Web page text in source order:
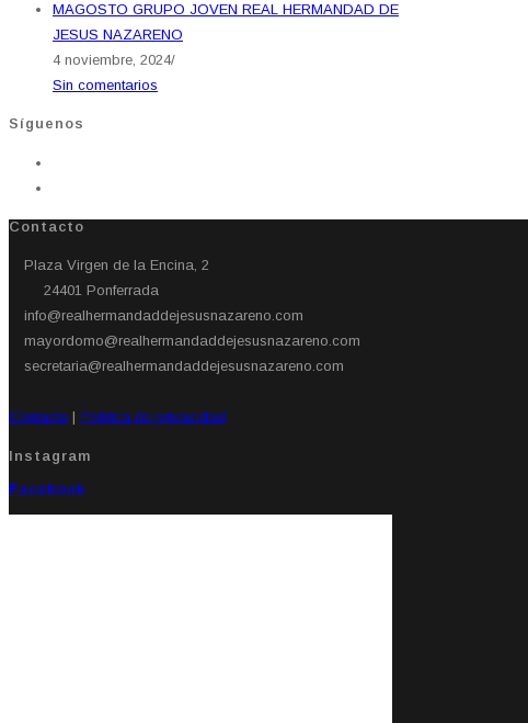
MAGOSTO GRUPO JOVEN REAL HERMANDAD DE
JESUS NAZARENO
4 noviembre, 2024/
Sin comentarios
Síguenos
Contacto
Plaza Virgen de la Encina, 2
24401 Ponferrada​
info@realhermandaddejesusnazareno.com
mayordomo@realhermandaddejesusnazareno.com
secretaria@realhermandaddejesusnazareno.com
Contacto | Política de privacidad
Instagram
Facebook